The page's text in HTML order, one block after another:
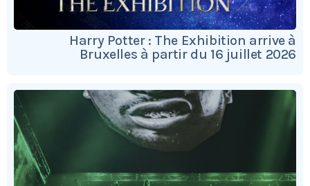
Harry Potter : The Exhibition arrive à
Bruxelles à partir du 16 juillet 2026